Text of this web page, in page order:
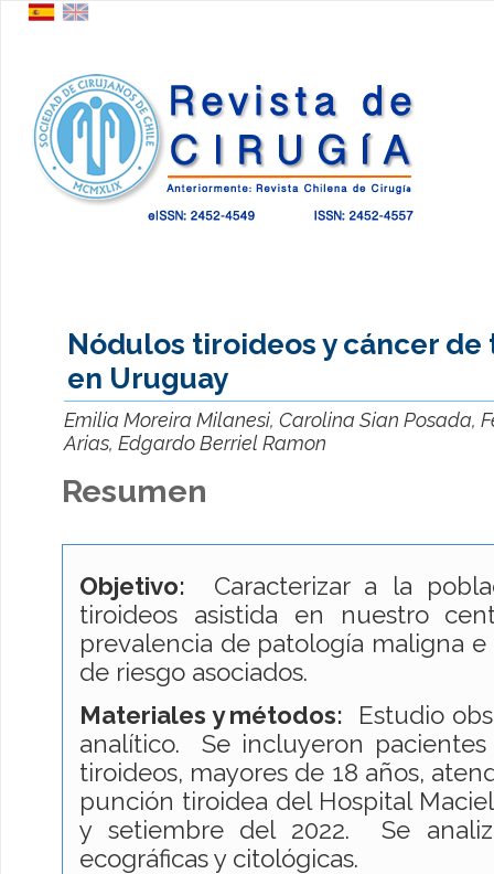
Nódulos tiroideos y cáncer de
en Uruguay
Emilia Moreira Milanesi, Carolina Sian Posada,
Arias, Edgardo Berriel Ramon
Resumen
Objetivo: Caracterizar a la
tiroideos asistida en nuestro
prevalencia de patología maligna
de riesgo asociados.
Materiales y métodos: Estudio
analítico. Se incluyeron
tiroideos, mayores de 18 años,
punción tiroidea del Hospital
y setiembre del 2022. Se
ecográficas y citológicas.